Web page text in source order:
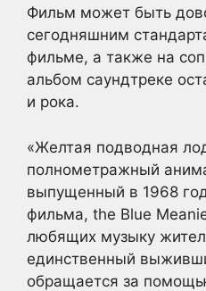
Фильм может быть
сегодняшним
фильме, а также на
альбом саундтреке
и рока.
«Желтая подводная
полнометражный
выпущенный в 1968
фильма, the Blue
любящих музыку
единственный
обращается за